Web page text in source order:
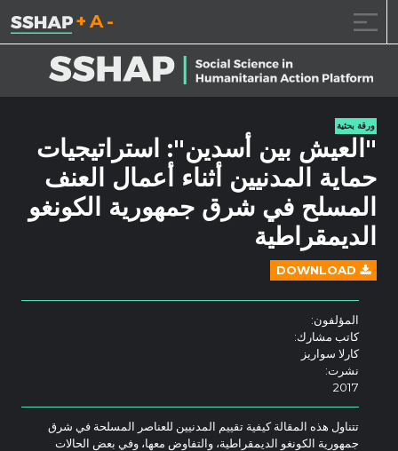
تقليل حجم الخط.
إعادة ضبط حجم
زيادة حجم
ورقة بحثية
"العيش بين أسدين": استراتيجيات
حماية المدنيين أثناء أعمال العنف
المسلح في شرق جمهورية الكونغو
الديمقراطية
DOWNLOAD
المؤلفون:
كاتب مشارك:
كارلا سواريز
نشرت:
2017
تتناول هذه المقالة كيفية تقييم المدنيين للعناصر المسلحة في شرق
جمهورية الكونغو الديمقراطية، والتفاوض معها، وفي بعض الحالات